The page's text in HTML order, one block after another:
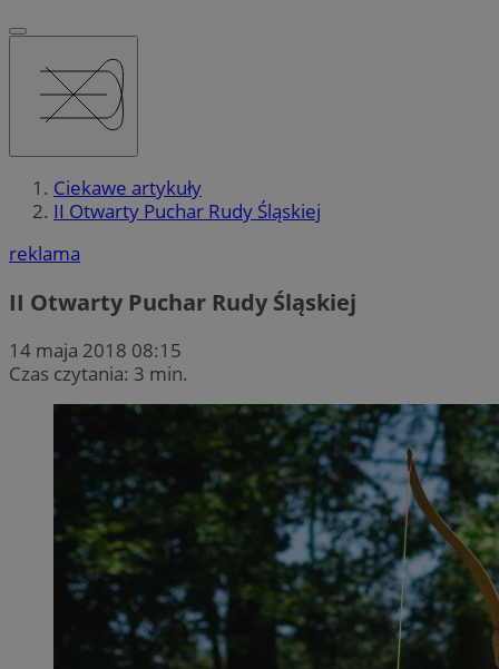
Ciekawe artykuły
II Otwarty Puchar Rudy Śląskiej
reklama
II Otwarty Puchar Rudy Śląskiej
14 maja 2018 08:15
Czas czytania: 3 min.